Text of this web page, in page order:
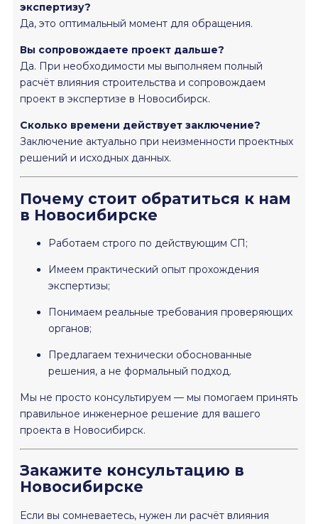
экспертизу?
Да, это оптимальный момент для обращения.
Вы сопровождаете проект дальше?
Да. При необходимости мы выполняем полный
расчёт влияния строительства и сопровождаем
проект в экспертизе в Новосибирск.
Сколько времени действует заключение?
Заключение актуально при неизменности проектных
решений и исходных данных.
Почему стоит обратиться к нам
в Новосибирске
Работаем строго по действующим СП;
Имеем практический опыт прохождения
экспертизы;
Понимаем реальные требования проверяющих
органов;
Предлагаем технически обоснованные
решения, а не формальный подход.
Мы не просто консультируем — мы помогаем принять
правильное инженерное решение для вашего
проекта в Новосибирск.
Закажите консультацию в
Новосибирске
Если вы сомневаетесь, нужен ли расчёт влияния